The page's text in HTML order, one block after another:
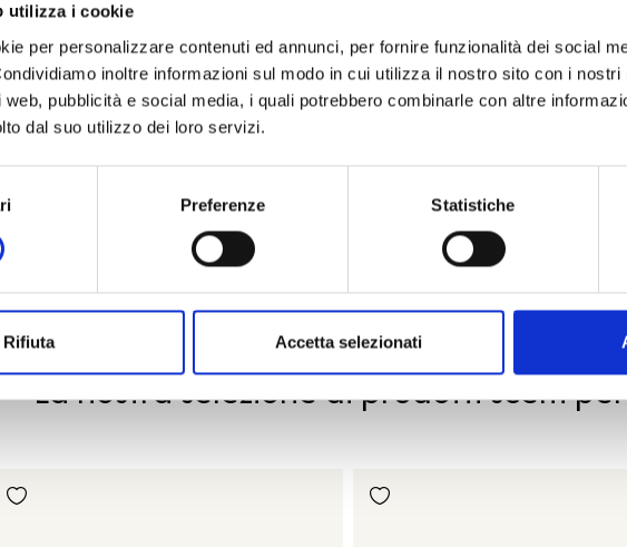
utilizza i cookie
per personalizzare contenuti ed annunci, per fornire funzionalità dei social
inoltre informazioni sul modo in cui utilizza il nostro sito con i
web, pubblicità e social media, i quali potrebbero combinarle con altre
dal suo utilizzo dei loro servizi.
Preferenze Statistiche
Rifiuta Accetta selezionati
Descrizione
Pietre preziose
PRODOTTI SIMILI
La nostra selezione di prodotti scelti